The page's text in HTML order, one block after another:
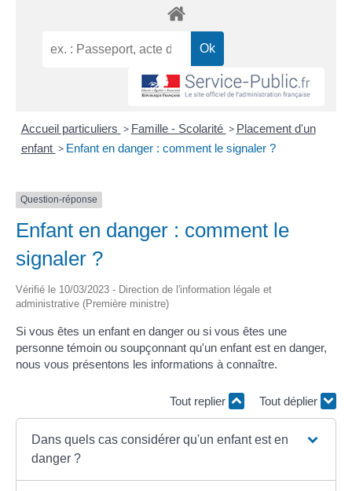
Accueil particuliers > Famille - Scolarité > Placement d'un
enfant > Enfant en danger : comment le signaler ?
Question-réponse
Enfant en danger : comment le
signaler ?
Vérifié le 10/03/2023 - Direction de l'information légale et
administrative (Première ministre)
Si vous êtes un enfant en danger ou si vous êtes une
personne témoin ou soupçonnant qu'un enfant est en danger,
nous vous présentons les informations à connaître.
Tout replier Tout déplier
Dans quels cas considérer qu'un enfant est en
danger ?